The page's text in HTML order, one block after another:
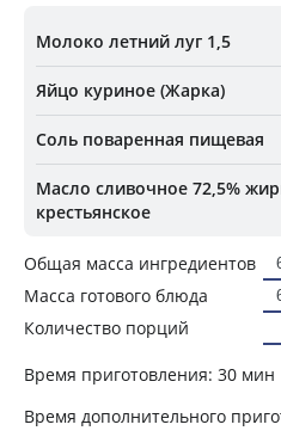
Молоко летний луг 1,5
Яйцо куриное (Жарка)
Соль поваренная пищевая
Масло сливочное 72,5%
крестьянское
Общая масса ингредиентов
Масса готового блюда
Количество порций
Время приготовления: 30 мин
Время дополнительного